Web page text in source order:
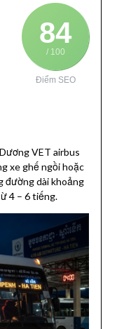
84
/ 100
Điểm SEO
VET airbus
xe ghế ngồi hoặc
đường dài khoảng
4 – 6 tiếng.